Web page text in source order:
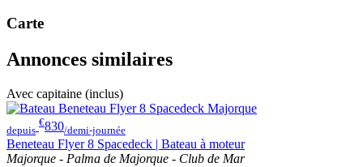
Carte
Annonces similaires
Avec capitaine (inclus)
depuis
€830/demi-journée
Beneteau Flyer 8 Spacedeck | Bateau à moteur
Majorque - Palma de Majorque - Club de Mar